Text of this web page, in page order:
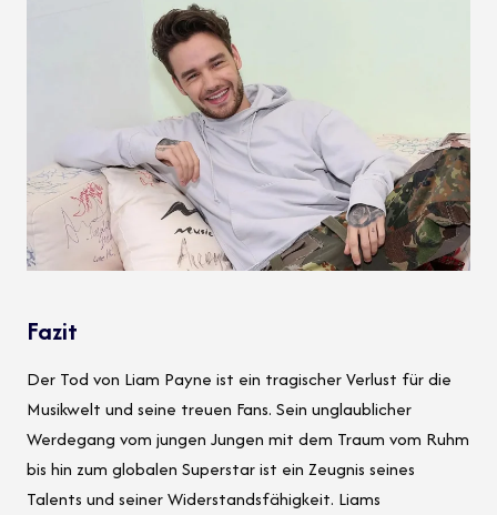
Fazit
Der Tod von Liam Payne ist ein tragischer Verlust für die
Musikwelt und seine treuen Fans. Sein unglaublicher
Werdegang vom jungen Jungen mit dem Traum vom Ruhm
bis hin zum globalen Superstar ist ein Zeugnis seines
Talents und seiner Widerstandsfähigkeit. Liams